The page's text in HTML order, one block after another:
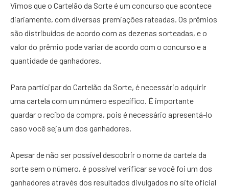
Vimos que o Cartelão da Sorte é um concurso que acontece
diariamente, com diversas premiações rateadas. Os prêmios
são distribuídos de acordo com as dezenas sorteadas, e o
valor do prêmio pode variar de acordo com o concurso e a
quantidade de ganhadores.
Para participar do Cartelão da Sorte, é necessário adquirir
uma cartela com um número específico. É importante
guardar o recibo da compra, pois é necessário apresentá-lo
caso você seja um dos ganhadores.
Apesar de não ser possível descobrir o nome da cartela da
sorte sem o número, é possível verificar se você foi um dos
ganhadores através dos resultados divulgados no site oficial